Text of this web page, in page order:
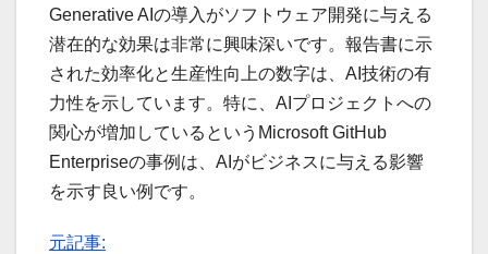
Generative AIの導入がソフトウェア開発に与える
潜在的な効果は非常に興味深いです。報告書に示
された効率化と生産性向上の数字は、AI技術の有
力性を示しています。特に、AIプロジェクトへの
関心が増加しているというMicrosoft GitHub
Enterpriseの事例は、AIがビジネスに与える影響
を示す良い例です。
元記事: